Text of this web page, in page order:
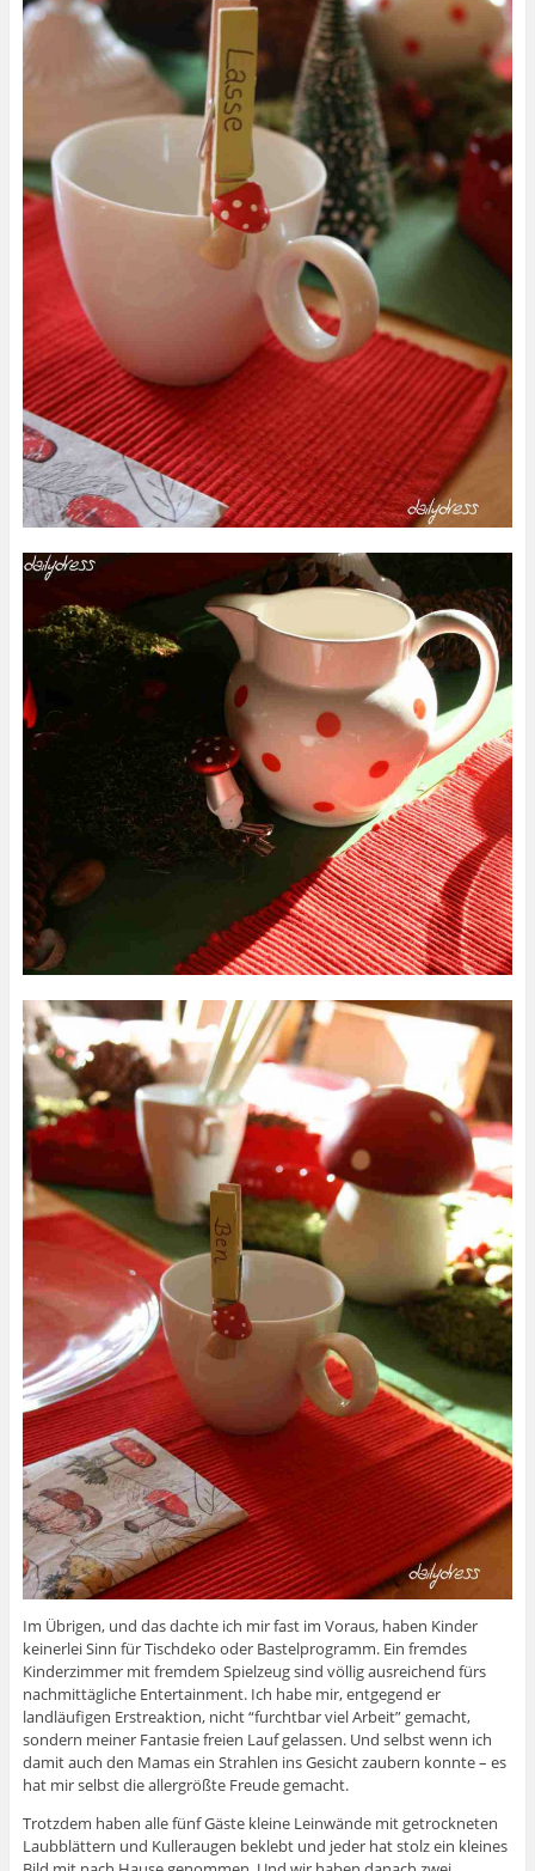
Im Übrigen, und das dachte ich mir fast im Voraus, haben Kinder
keinerlei Sinn für Tischdeko oder Bastelprogramm. Ein fremdes
Kinderzimmer mit fremdem Spielzeug sind völlig ausreichend fürs
nachmittägliche Entertainment. Ich habe mir, entgegend er
landläufigen Erstreaktion, nicht “furchtbar viel Arbeit” gemacht,
sondern meiner Fantasie freien Lauf gelassen. Und selbst wenn ich
damit auch den Mamas ein Strahlen ins Gesicht zaubern konnte – es
hat mir selbst die allergrößte Freude gemacht.
Trotzdem haben alle fünf Gäste kleine Leinwände mit getrockneten
Laubblättern und Kulleraugen beklebt und jeder hat stolz ein kleines